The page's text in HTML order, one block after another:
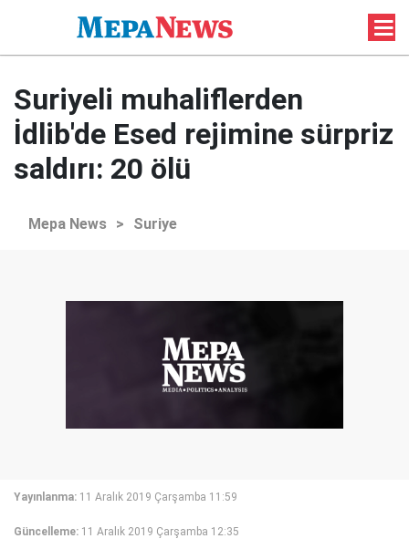
Suriyeli muhaliflerden
İdlib'de Esed rejimine sürpriz
saldırı: 20 ölü
Mepa News > Suriye
Yayınlanma: 11 Aralık 2019 Çarşamba 11:59
Güncelleme: 11 Aralık 2019 Çarşamba 12:35